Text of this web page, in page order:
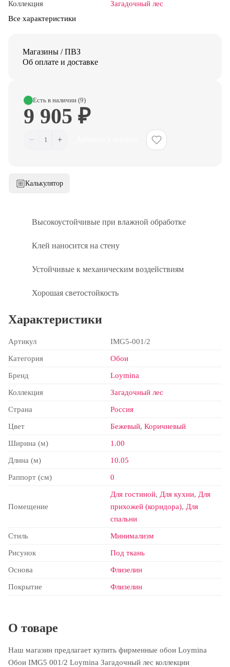
Коллекция
Загадочный лес
Все характеристики
Магазины / ПВЗ
Об оплате и доставке
Есть в наличии (9)
9 905 ₽
− 1 +
Калькулятор
Характеристики
Артикул IMG5-001/2
Категория Обои
Бренд Loymina
Коллекция Загадочный лес
Страна Россия
Цвет Бежевый, Коричневый
Ширина (м) 1.00
Длина (м) 10.05
Раппорт (см) 0
Помещение
Для гостиной, Для кухни, Для
прихожей (коридора), Для
спальни
Стиль Минимализм
Рисунок Под ткань
Основа Флизелин
Покрытие Флизелин
Высокоустойчивые при влажной обработке
Клей наносится на стену
Устойчивые к механическим воздействиям
Хорошая светостойкость
О товаре
Наш магазин предлагает купить фирменные обои Loymina
Обои IMG5 001/2 Loymina Загадочный лес коллекции